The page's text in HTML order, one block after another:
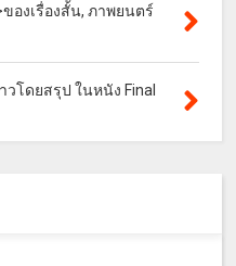
องเรื่องสั้น, ภาพยนตร์
วโดยสรุป ในหนัง Final